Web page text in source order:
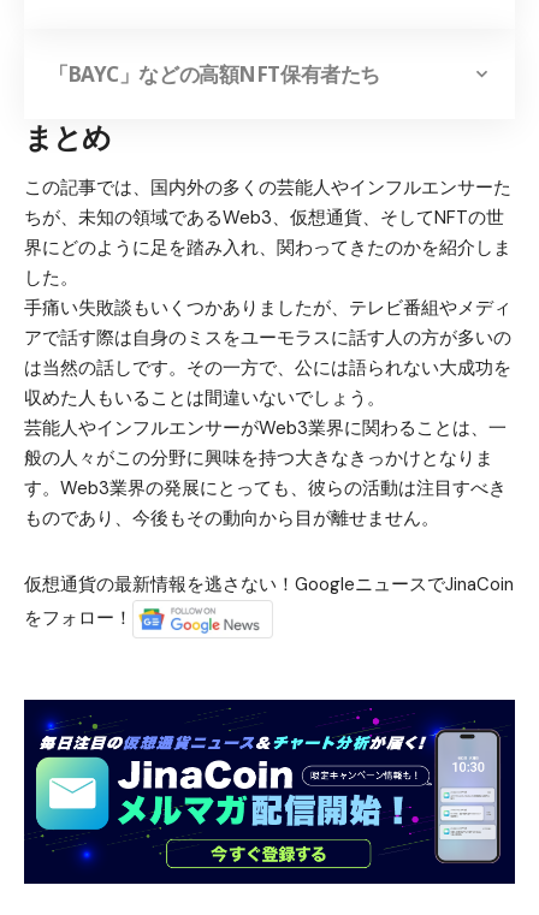
「BAYC」などの高額NFT保有者たち
まとめ
この記事では、国内外の多くの芸能人やインフルエンサーた
ちが、未知の領域であるWeb3、仮想通貨、そしてNFTの世
界にどのように足を踏み入れ、関わってきたのかを紹介しま
した。
手痛い失敗談もいくつかありましたが、テレビ番組やメディ
アで話す際は自身のミスをユーモラスに話す人の方が多いの
は当然の話しです。その一方で、公には語られない大成功を
収めた人もいることは間違いないでしょう。
芸能人やインフルエンサーがWeb3業界に関わることは、一
般の人々がこの分野に興味を持つ大きなきっかけとなりま
す。Web3業界の発展にとっても、彼らの活動は注目すべき
ものであり、今後もその動向から目が離せません。
仮想通貨の最新情報を逃さない！GoogleニュースでJinaCoin
をフォロー！